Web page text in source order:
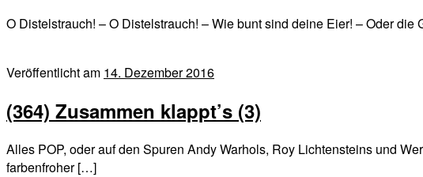
O Distelstrauch! – O Distelstrauch! – Wie bunt sind deine Eier! – Oder
Veröffentlicht am 14. Dezember 2016
(364) Zusammen klappt’s (3)
Alles POP, oder auf den Spuren Andy Warhols, Roy Lichtensteins und
farbenfroher […]